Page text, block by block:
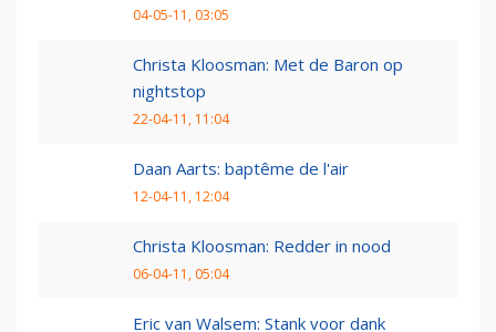
04-05-11, 03:05
Christa Kloosman: Met de Baron op
nightstop
22-04-11, 11:04
Daan Aarts: baptême de l'air
12-04-11, 12:04
Christa Kloosman: Redder in nood
06-04-11, 05:04
Eric van Walsem: Stank voor dank